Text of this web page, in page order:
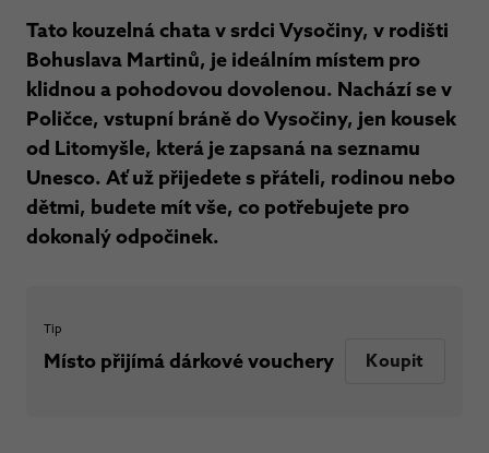
Tato kouzelná chata v srdci Vysočiny, v rodišti
Bohuslava Martinů, je ideálním místem pro
klidnou a pohodovou dovolenou. Nachází se v
Poličce, vstupní bráně do Vysočiny, jen kousek
od Litomyšle, která je zapsaná na seznamu
Unesco. Ať už přijedete s přáteli, rodinou nebo
dětmi, budete mít vše, co potřebujete pro
dokonalý odpočinek.
Tip
Místo přijímá dárkové vouchery Koupit